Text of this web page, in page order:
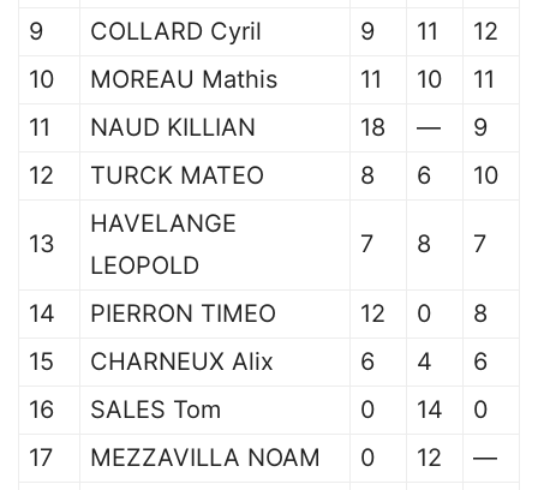
9
COLLARD Cyril 9 11
12
10
MOREAU Mathis 11 10
11
11
NAUD KILLIAN 18 —
9
12
TURCK MATEO 8 6 10
13
HAVELANGE
LEOPOLD
7 8 7
14 PIERRON TIMEO 12 0
8
15
CHARNEUX Alix 6 4
6
16
SALES Tom 0 14
0
17
MEZZAVILLA NOAM 0 12
—